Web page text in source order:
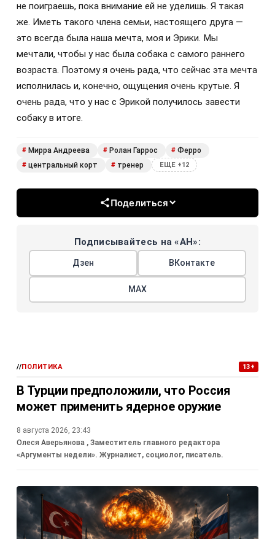
не поиграешь, пока внимание ей не уделишь. Я такая
же. Иметь такого члена семьи, настоящего друга —
это всегда была наша мечта, моя и Эрики. Мы
мечтали, чтобы у нас была собака с самого раннего
возраста. Поэтому я очень рада, что сейчас эта мечта
исполнилась и, конечно, ощущения очень крутые. Я
очень рада, что у нас с Эрикой получилось завести
собаку в итоге.
# Мирра Андреева # Ролан Гаррос # Ферро
# центральный корт # тренер ЕЩЕ +12
Поделиться
Подписывайтесь на «АН»:
Дзен ВКонтакте
МАХ
//ПОЛИТИКА 13+
В Турции предположили, что Россия
может применить ядерное оружие
8 августа 2026, 23:43
Олеся Аверьянова , Заместитель главного редактора
«Аргументы недели». Журналист, социолог, писатель.